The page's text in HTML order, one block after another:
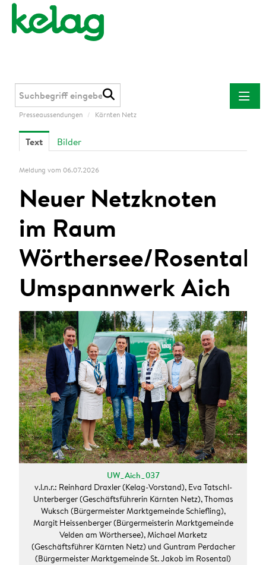
Presseaussendungen
Kelag
Downloads
Kontakt
ANMELDEN
Sie wollen unsere aktuellen Presseaussendungen
automatisch per E-Mail erhalten?
Zum Presseverteiler
Presseaussendungen / Kärnten Netz
Text Bilder
Meldung vom 06.07.2026
Neuer Netzknoten
im Raum
Wörthersee/Rosental:
Umspannwerk Aich
UW_Aich_037
v.l.n.r.: Reinhard Draxler (Kelag-Vorstand), Eva Tatschl-
Unterberger (Geschäftsführerin Kärnten Netz), Thomas
Wuksch (Bürgermeister Marktgemeinde Schiefling),
Margit Heissenberger (Bürgermeisterin Marktgemeinde
Velden am Wörthersee), Michael Marketz
(Geschäftsführer Kärnten Netz) und Guntram Perdacher
(Bürgermeister Marktgemeinde St. Jakob im Rosental)